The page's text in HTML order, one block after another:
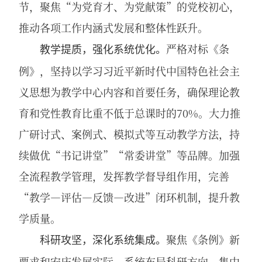
节，聚焦“为党育才、为党献策”的党校初心，
推动各项工作内涵式发展和整体性跃升。
教学提质，强化系统优化。 严格对标《条
例》，坚持以学习习近平新时代中国特色社会主
义思想为教学中心内容和首要任务，确保理论教
育和党性教育比重不低于总课时的70%。大力推
广研讨式、案例式、模拟式等互动教学方法，持
续做优“书记讲堂”“常委讲堂”等品牌。加强
全流程教学管理，发挥教学督导组作用，完善
“教学—评估—反馈—改进”闭环机制，提升教
学质量。
科研攻坚，深化系统集成。 聚焦《条例》新